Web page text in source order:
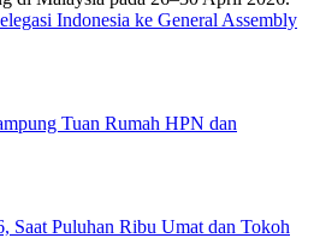
Indonesia ke General Assembly
Tuan Rumah HPN dan
Saat Puluhan Ribu Umat dan Tokoh